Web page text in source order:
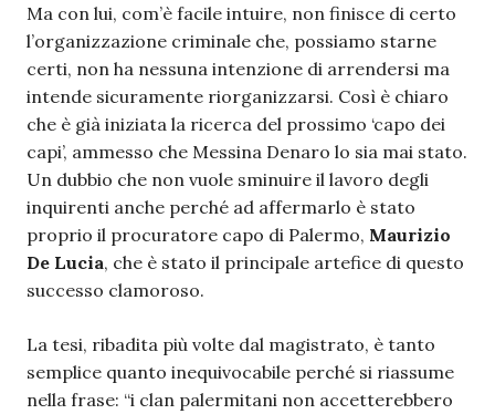
Ma con lui, com’è facile intuire, non finisce di certo
l’organizzazione criminale che, possiamo starne
certi, non ha nessuna intenzione di arrendersi ma
intende sicuramente riorganizzarsi. Così è chiaro
che è già iniziata la ricerca del prossimo ‘capo dei
capi’, ammesso che Messina Denaro lo sia mai stato.
Un dubbio che non vuole sminuire il lavoro degli
inquirenti anche perché ad affermarlo è stato
proprio il procuratore capo di Palermo, Maurizio
De Lucia, che è stato il principale artefice di questo
successo clamoroso.
La tesi, ribadita più volte dal magistrato, è tanto
semplice quanto inequivocabile perché si riassume
nella frase: “i clan palermitani non accetterebbero